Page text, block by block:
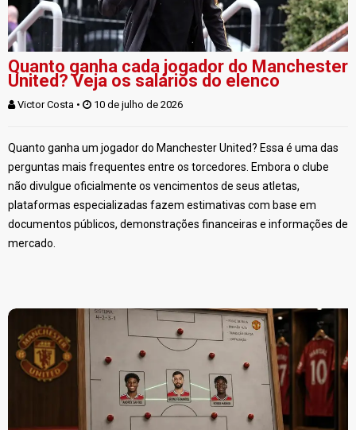
Quanto ganha cada jogador do Manchester
United? Veja os salários do elenco
Victor Costa • 10 de julho de 2026
Quanto ganha um jogador do Manchester United? Essa é uma das
perguntas mais frequentes entre os torcedores. Embora o clube
não divulgue oficialmente os vencimentos de seus atletas,
plataformas especializadas fazem estimativas com base em
documentos públicos, demonstrações financeiras e informações de
mercado.